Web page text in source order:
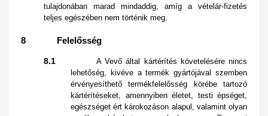
tulajdonában marad mindaddig, amíg a vételár-fizetés
teljes egészében nem történik meg.
8 Felelősség
8.1 A Vevő által kártérítés követelésére nincs
lehetőség, kivéve a termék gyártójával szemben
érvényesíthető termékfelelősség körébe tartozó
kártérítéseket, amennyiben életet, testi épséget,
egészséget ért károkozáson alapul, valamint olyan